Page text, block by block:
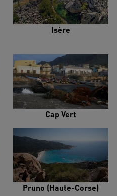
Isère
Cap Vert
Pruno (Haute-Corse)